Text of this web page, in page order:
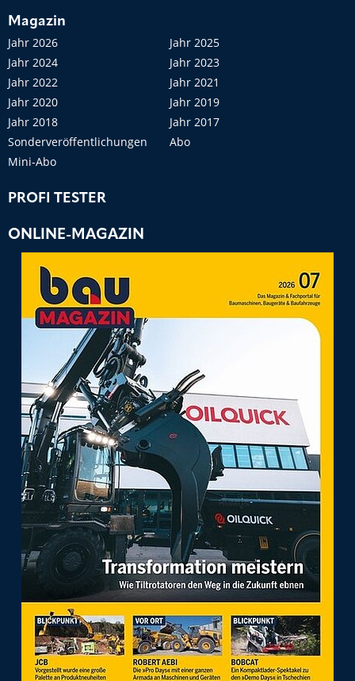
Magazin
Jahr 2026
Jahr 2025
Jahr 2024
Jahr 2023
Jahr 2022
Jahr 2021
Jahr 2020
Jahr 2019
Jahr 2018
Jahr 2017
Sonderveröffentlichungen
Abo
Mini-Abo
PROFI TESTER
ONLINE-MAGAZIN